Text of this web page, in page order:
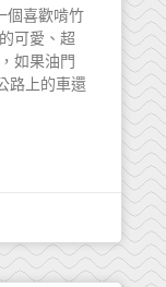
個喜歡啃竹
可愛、超
如果油門
路上的車還